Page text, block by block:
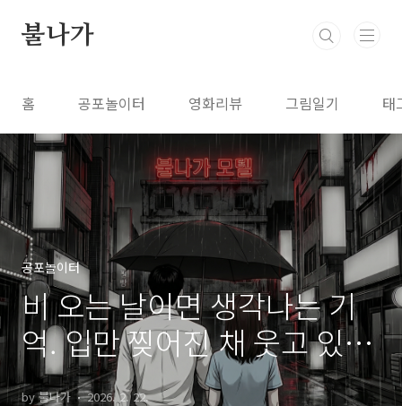
불나가
홈 공포놀이터 영화리뷰 그림일기 태
공포놀이터
비 오는 날이면 생각나는 기
억. 입만 찢어진 채 웃고 있던
부부
by 불나가 2026. 2. 22.